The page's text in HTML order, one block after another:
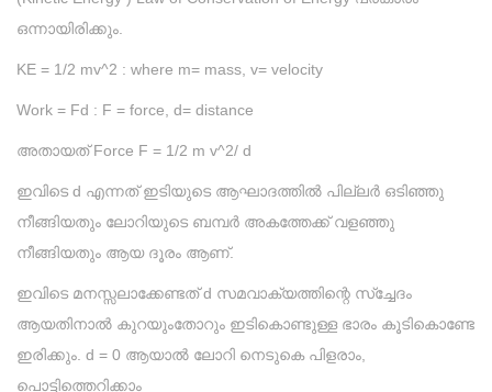
ഒന്നായിരിക്കും.
KE = 1/2 mv^2 : where m= mass, v= velocity
Work = Fd : F = force, d= distance
അതായത് Force F = 1/2 m v^2/ d
ഇവിടെ d എന്നത് ഇടിയുടെ ആഘാദത്തിൽ പില്ലർ ഒടിഞ്ഞു
നീങ്ങിയതും ലോറിയുടെ ബമ്പർ അകത്തേക്ക് വളഞ്ഞു
നീങ്ങിയതും ആയ ദൂരം ആണ്.
ഇവിടെ മനസ്സലാക്കേണ്ടത് d സമവാക്യത്തിന്റെ സ്ച്ചേദം
ആയതിനാൽ കുറയുംതോറും ഇടികൊണ്ടുള്ള ഭാരം കൂടികൊണ്ടേ
ഇരിക്കും. d = 0 ആയാൽ ലോറി നെടുകെ പിളരാം,
പൊട്ടിത്തെറിക്കാം